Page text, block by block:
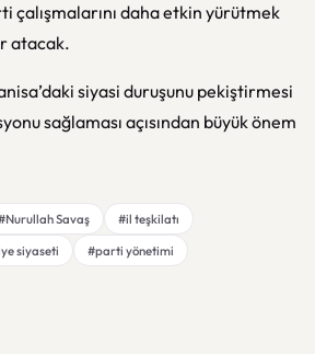
çalışmalarını daha etkin yürütmek
atacak.
siyasi duruşunu pekiştirmesi
sağlaması açısından büyük önem
Savaş
#il teşkilatı
siyaseti
#parti yönetimi